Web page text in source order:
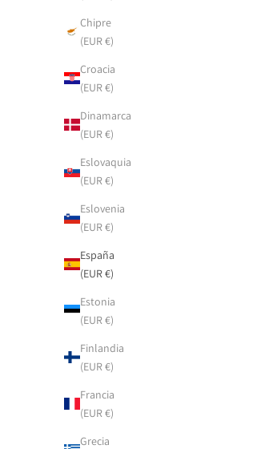
Chipre
(EUR €)
Croacia
(EUR €)
Dinamarca
(EUR €)
Eslovaquia
(EUR €)
Eslovenia
(EUR €)
España
(EUR €)
Estonia
(EUR €)
Finlandia
(EUR €)
Francia
(EUR €)
Grecia